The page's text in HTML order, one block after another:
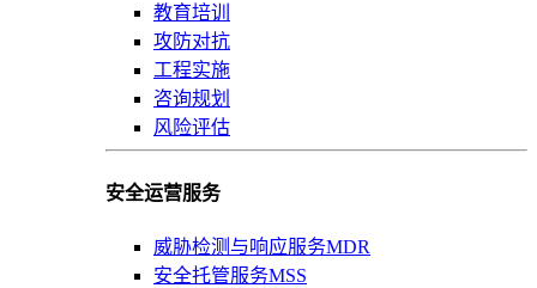
教育培训
攻防对抗
工程实施
咨询规划
风险评估
安全运营服务
威胁检测与响应服务MDR
安全托管服务MSS